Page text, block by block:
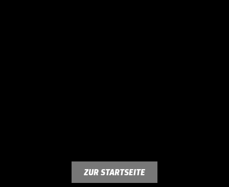
ZUR STARTSEITE